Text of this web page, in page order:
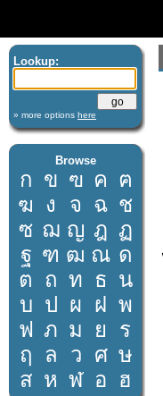
Lookup:
» more options here
Browse
ก ข ฃ ค ฅ
ฆ ง จ ฉ ช
ซ ฌ ญ ฎ ฏ
ฐ ฑ ฒ ณ ด
ต ถ ท ธ น
บ ป ผ ฝ พ
ฟ ภ ม ย
ร
ฤ
ล ว ศ ษ
ส ห ฬ อ ฮ